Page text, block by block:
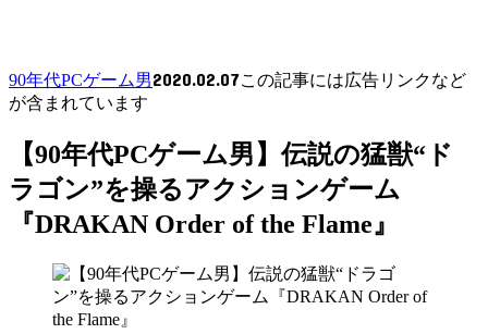
90年代PCゲーム男2020.02.07この記事には広告リンクなど
が含まれています
【90年代PCゲーム男】伝説の猛獣“ド
ラゴン”を操るアクションゲーム
『DRAKAN Order of the Flame』